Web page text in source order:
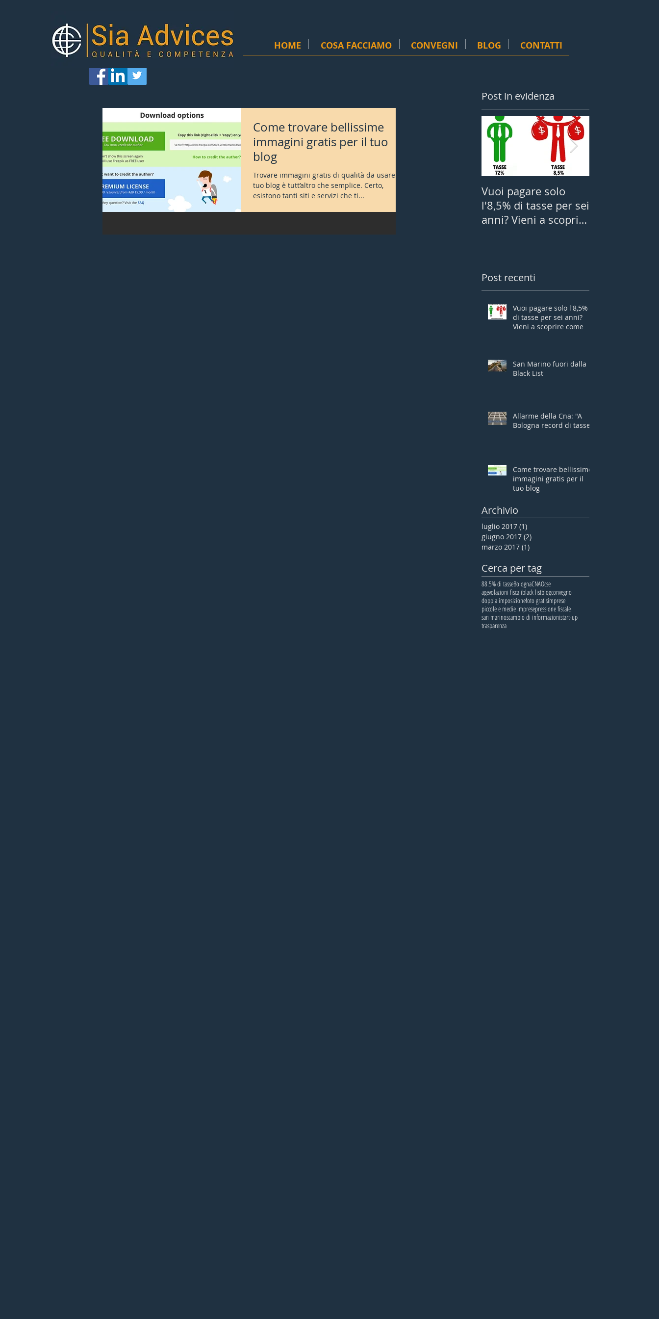
HOME COSA FACCIAMO CONVEGNI BLOG CONTATTI
Post in evidenza
Come trovare bellissime
immagini gratis per il tuo
blog
Trovare immagini gratis di qualità da usare sul
tuo blog è tutt’altro che semplice. Certo,
esistono tanti siti e servizi che ti...
Vuoi pagare solo
l'8,5% di tasse per sei
anni? Vieni a scoprire
Post recenti
Vuoi pagare solo l'8,5%
di tasse per sei anni?
Vieni a scoprire come
San Marino fuori dalla
Black List
Allarme della Cna: "A
Bologna record di tasse"
Come trovare bellissime
immagini gratis per il
tuo blog
Archivio
luglio 2017 (1)
giugno 2017 (2)
marzo 2017 (1)
Cerca per tag
88.5% di tasseBolognaCNAOcse
agevolazioni fiscaliblack listblogconvegno
doppia imposizionefoto gratisimprese
piccole e medie impresepressione fiscale
san marinoscambio di informazionistart-up
trasparenza